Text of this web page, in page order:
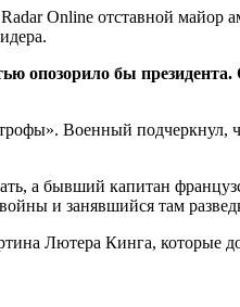
Online отставной
опозорило бы
Военный
а бывший капитан
и занявшийся там
Лютера Кинга, которые